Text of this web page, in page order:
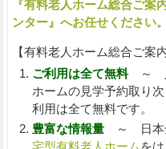
『有料老人ホーム総合ご案
ンター』へお任せください。
【有料老人ホーム総合ご案
ご利用は全て無料～ 入
ホームの見学予約取り
利用は全て無料です。
豊富な情報量～ 日本
宅型有料老人ホーム を